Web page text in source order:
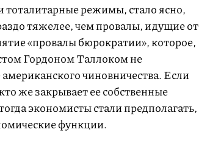
тоталитарные режимы, стало ясно,
тяжелее, чем провалы, идущие от
«провалы бюрократии», которое,
Гордоном Таллоком не
чиновничества. Если
же закрывает ее собственные
экономисты стали предполагать,
функции.